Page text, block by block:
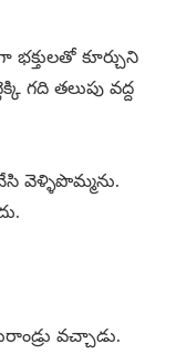
భక్తులతో కూర్చుని
గది తలుపు వద్ద
వెళ్ళిపొమ్మను.
వచ్చాడు.